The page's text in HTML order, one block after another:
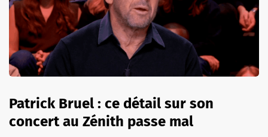
Patrick Bruel : ce détail sur son
concert au Zénith passe mal